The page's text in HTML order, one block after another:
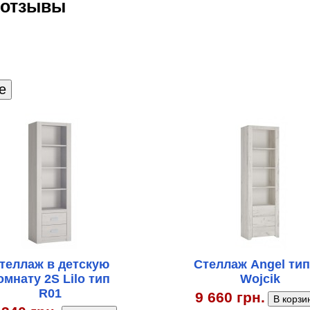
в детскую
2S Lilo тип
R01
Стеллаж Angel
Wojcik
9 660 грн.